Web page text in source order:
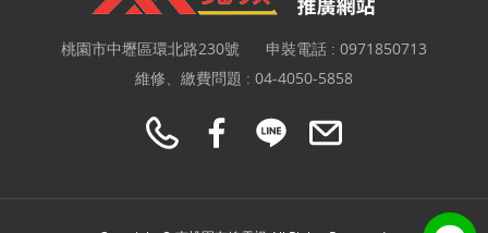
桃園市中壢區環北路230號 申裝電話 : 0971850713
維修、繳費問題 : 04-4050-5858